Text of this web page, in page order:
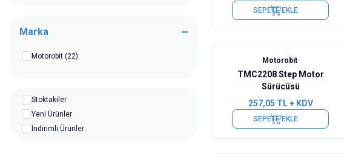
Marka
Motorobit (22)
Stoktakiler
Yeni Ürünler
İndirimli Ürünler
SEPETE EKLE
Motorobit
TMC2208 Step Motor
Sürücüsü
257,05 TL + KDV
SEPETE EKLE